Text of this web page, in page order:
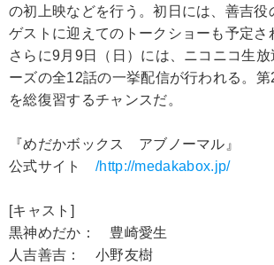
の初上映などを行う。初日には、善吉役
ゲストに迎えてのトークショーも予定さ
さらに9月9日（日）には、ニコニコ生放
ーズの全12話の一挙配信が行われる。
を総復習するチャンスだ。
『めだかボックス アブノーマル』
公式サイト /http://medakabox.jp/
[キャスト]
黒神めだか： 豊崎愛生
人吉善吉： 小野友樹